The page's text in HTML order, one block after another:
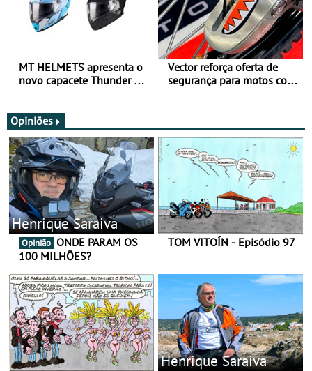
MT HELMETS apresenta o
novo capacete Thunder 4 R
Vector reforça oferta de
segurança para motos com
Opiniões
Henrique Saraiva
Opinião
100 MILHÕES?
TOM VITOÍN - Episódio 97
Henrique Saraiva